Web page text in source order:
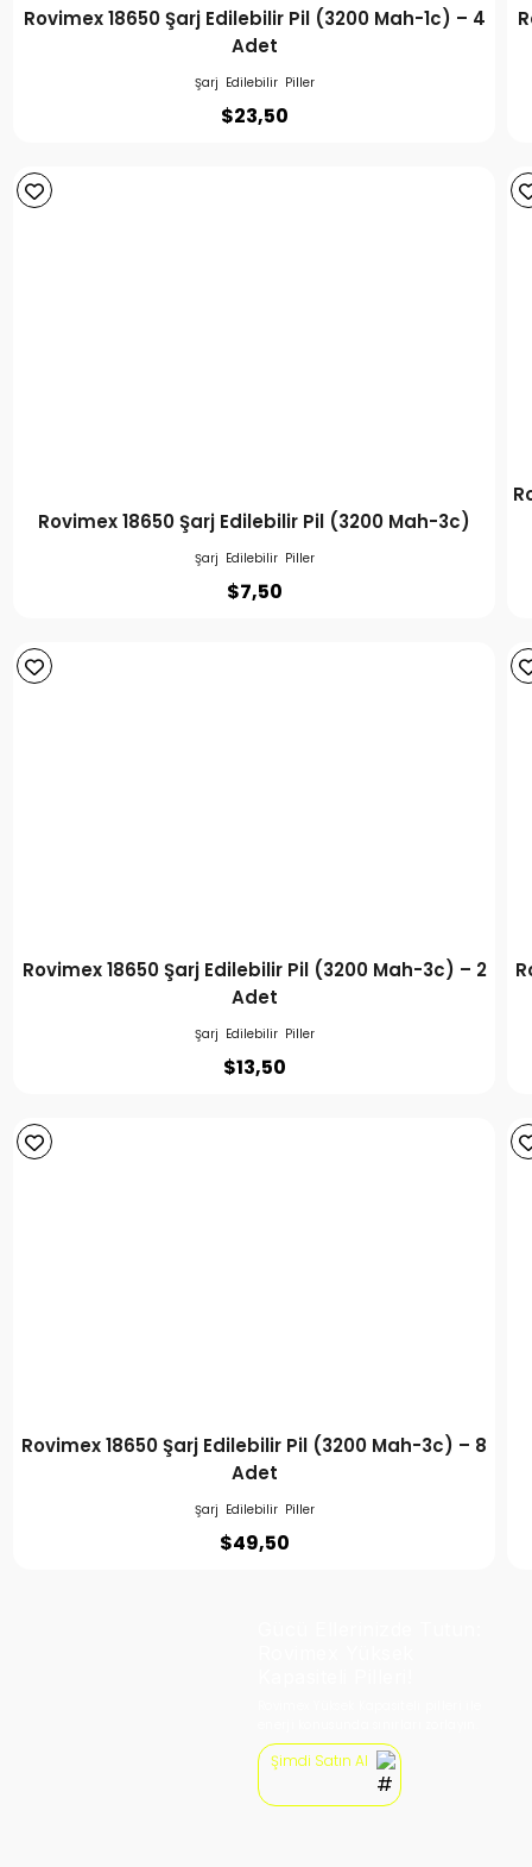
Rovimex 18650 Şarj Edilebilir Pil (3200 Mah-1c) – 4
Adet
Şarj Edilebilir Piller
$23,50
Rovimex 18650 Şarj Edilebilir Pil (3200 Mah-3c)
Şarj Edilebilir Piller
$7,50
Rovimex 18650 Şarj Edilebilir Pil (3200 Mah-3c) – 2
Adet
Şarj Edilebilir Piller
$13,50
Rovimex 18650 Şarj Edilebilir Pil (3200 Mah-3c) – 8
Adet
Şarj Edilebilir Piller
$49,50
Şimdi Satın Al